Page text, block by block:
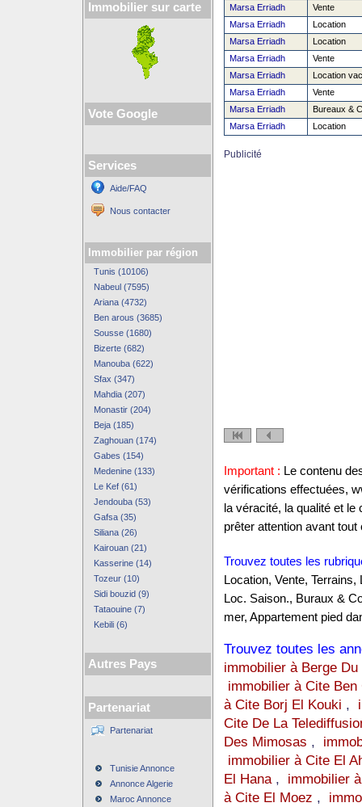
Immobilier sur carte
Vote Google
Services
Aide/FAQ
Nous contacter
Immobilier par région
Tunis (10106)
Nabeul (7595)
Ariana (4732)
Ben arous (3685)
Sousse (1680)
Bizerte (682)
Manouba (622)
Sfax (347)
Mahdia (207)
Monastir (204)
Beja (185)
Zaghouan (174)
Gabes (154)
Medenine (133)
Le Kef (61)
Jendouba (53)
Gafsa (35)
Siliana (26)
Kairouan (21)
Kasserine (14)
Tozeur (10)
Sidi bouzid (9)
Tataouine (7)
Kebili (6)
Autres Pays
Partenariat
Partenariat
Tunisie Annonce
Annonce Algerie
Maroc Annonce
Marsa Erriadh
Vente
Marsa Erriadh
Location
Marsa Erriadh
Location
Marsa Erriadh
Vente
Marsa Erriadh
Location
Marsa Erriadh
Vente
Marsa Erriadh
Bureaux &
Marsa Erriadh
Location
Publicité
Important : Le contenu
vérifications effectuées,
la véracité, la qualité et
prêter attention avant tout
Trouvez toutes les
Location, Vente,
Loc. Saison., Buraux &
mer, Appartement pied
Trouvez toutes les
immobilier à Berge Du
immobilier à Cite Ben
à Cite Borj El Kouki ,
Cite De La
Des Mimosas ,
immobilier à Cite El
El Hana, immobilier
à Cite El Moez ,